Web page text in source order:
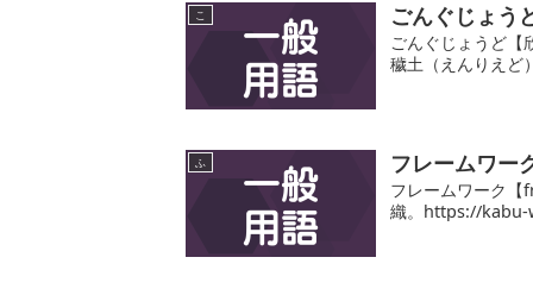
こ ごんぐじょう
ごんぐじょうど【
穢土（えんりえど
ふ フレームワ
フレームワーク
織。https://